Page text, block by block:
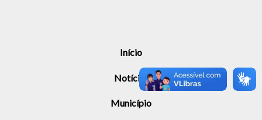
Início
Notícias
Município